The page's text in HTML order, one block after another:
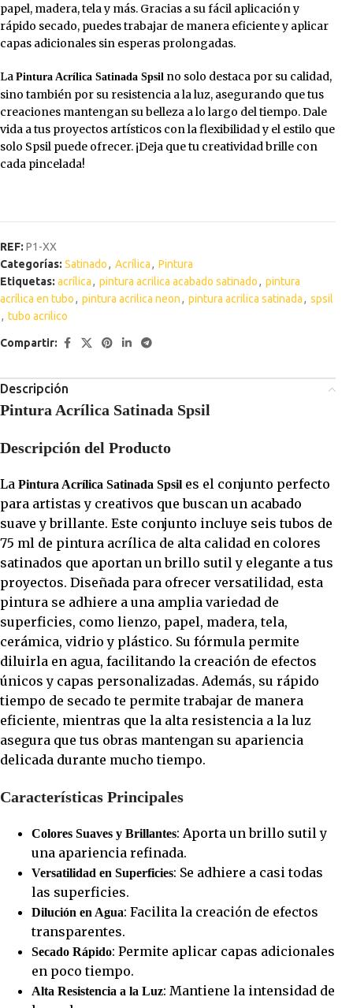
papel, madera, tela y más. Gracias a su fácil aplicación y
rápido secado, puedes trabajar de manera eficiente y aplicar
capas adicionales sin esperas prolongadas.
La Pintura Acrílica Satinada Spsil no solo destaca por su calidad,
sino también por su resistencia a la luz, asegurando que tus
creaciones mantengan su belleza a lo largo del tiempo. Dale
vida a tus proyectos artísticos con la flexibilidad y el estilo que
solo Spsil puede ofrecer. ¡Deja que tu creatividad brille con
cada pincelada!
REF: P1-XX
Categorías: Satinado, Acrílica, Pintura
Etiquetas: acrílica, pintura acrilica acabado satinado, pintura
acrílica en tubo, pintura acrilica neon, pintura acrilica satinada, spsil
, tubo acrilico
Compartir:
Descripción
Pintura Acrílica Satinada Spsil
Descripción del Producto
La Pintura Acrílica Satinada Spsil es el conjunto perfecto
para artistas y creativos que buscan un acabado
suave y brillante. Este conjunto incluye seis tubos de
75 ml de pintura acrílica de alta calidad en colores
satinados que aportan un brillo sutil y elegante a tus
proyectos. Diseñada para ofrecer versatilidad, esta
pintura se adhiere a una amplia variedad de
superficies, como lienzo, papel, madera, tela,
cerámica, vidrio y plástico. Su fórmula permite
diluirla en agua, facilitando la creación de efectos
únicos y capas personalizadas. Además, su rápido
tiempo de secado te permite trabajar de manera
eficiente, mientras que la alta resistencia a la luz
asegura que tus obras mantengan su apariencia
delicada durante mucho tiempo.
Características Principales
Colores Suaves y Brillantes: Aporta un brillo sutil y
una apariencia refinada.
Versatilidad en Superficies: Se adhiere a casi todas
las superficies.
Dilución en Agua: Facilita la creación de efectos
transparentes.
Secado Rápido: Permite aplicar capas adicionales
en poco tiempo.
Alta Resistencia a la Luz: Mantiene la intensidad de